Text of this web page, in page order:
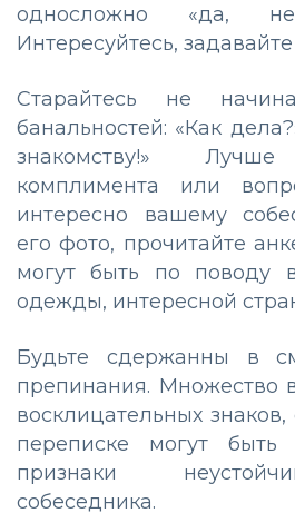
односложно «да,
Интересуйтесь,
Старайтесь не
банальностей: «Как
знакомству!»
комплимента или
интересно вашему
его фото, прочитайте
могут быть по поводу
одежды, интересной
Будьте сдержанны в
препинания. Множество
восклицательных
переписке могут быть
признаки
собеседника.